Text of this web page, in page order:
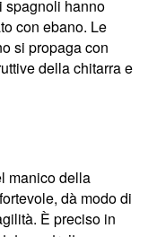
spagnoli hanno
con ebano. Le
si propaga con
della chitarra e
manico della
dà modo di
È preciso in